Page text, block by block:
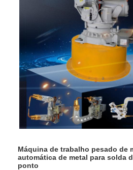
Máquina de trabalho pesado de
automática de metal para solda
ponto